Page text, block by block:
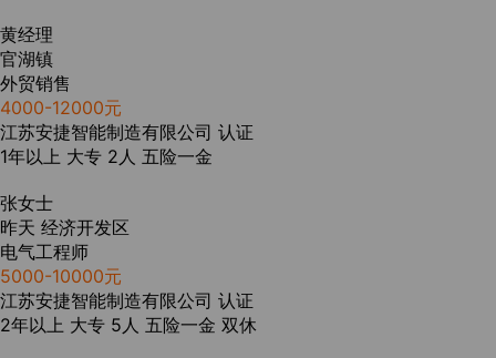
黄经理
官湖镇
外贸销售
4000-12000元
江苏安捷智能制造有限公司 认证
1年以上 大专 2人 五险一金
张女士
昨天 经济开发区
电气工程师
5000-10000元
江苏安捷智能制造有限公司 认证
2年以上 大专 5人 五险一金 双休